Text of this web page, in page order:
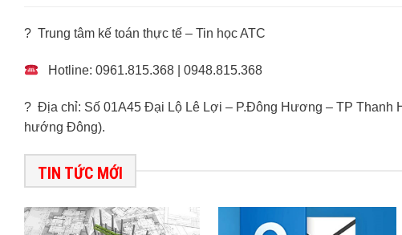
? Trung tâm kế toán thực tế – Tin học ATC
Hotline: 0961.815.368 | 0948.815.368
? Địa chỉ: Số 01A45 Đại Lộ Lê Lợi – P.Đông Hương – TP Thanh
hướng Đông).
TIN TỨC MỚI